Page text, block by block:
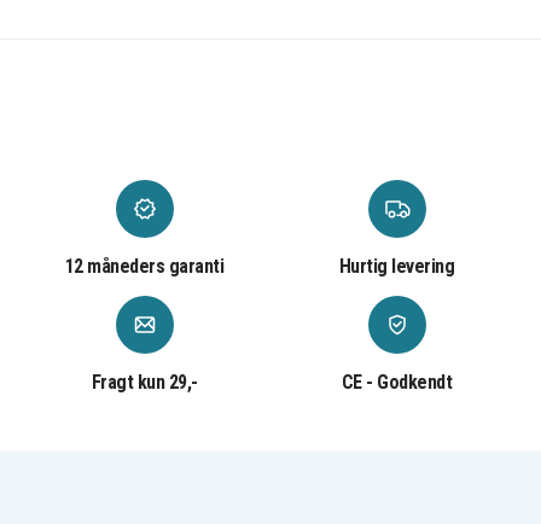
12 måneders garanti Hurtig levering
Fragt kun 29,- CE - Godkendt